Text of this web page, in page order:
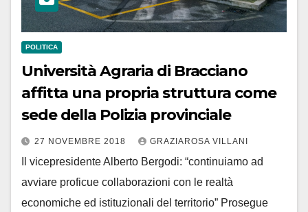
POLITICA
Università Agraria di Bracciano
affitta una propria struttura come
sede della Polizia provinciale
27 NOVEMBRE 2018 GRAZIAROSA VILLANI
Il vicepresidente Alberto Bergodi: “continuiamo ad
avviare proficue collaborazioni con le realtà
economiche ed istituzionali del territorio” Prosegue